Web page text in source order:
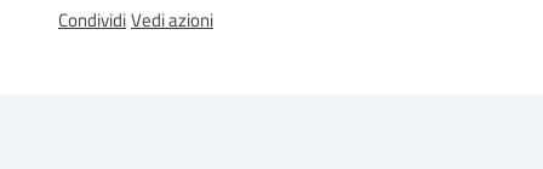
CondividiVedi azioni